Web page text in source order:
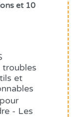
et 10
troubles
et
- Les